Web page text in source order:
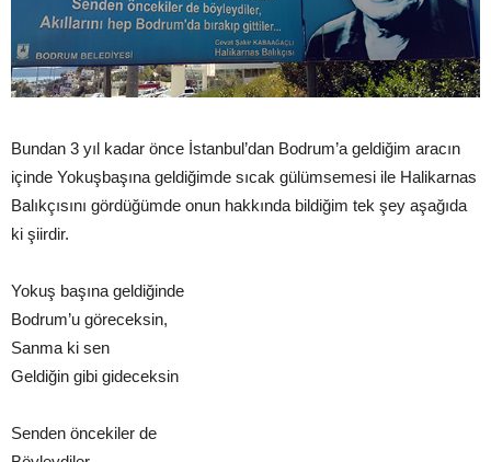
Bundan 3 yıl kadar önce İstanbul’dan Bodrum’a geldiğim aracın
içinde Yokuşbaşına geldiğimde sıcak gülümsemesi ile Halikarnas
Balıkçısını gördüğümde onun hakkında bildiğim tek şey aşağıda
ki şiirdir.
Yokuş başına geldiğinde
Bodrum’u göreceksin,
Sanma ki sen
Geldiğin gibi gideceksin
Senden öncekiler de